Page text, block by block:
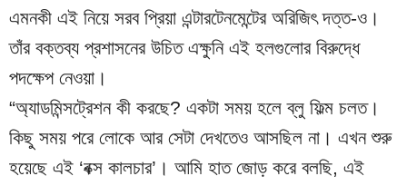
এমনকী এই নিয়ে সরব প্রিয়া এন্টারটেনমেন্টের অরিজিৎ দত্ত-ও।
তাঁর বক্তব্য প্রশাসনের উচিত এক্ষুনি এই হলগুলোর বিরুদ্ধে
পদক্ষেপ নেওয়া।
“অ্যাডমিন্সট্রেশন কী করছে? একটা সময় হলে ব্লু ফিল্ম চলত।
কিছু সময় পরে লোকে আর সেটা দেখতেও আসছিল না। এখন শুরু
হয়েছে এই ‘বক্স কালচার’। আমি হাত জোড় করে বলছি, এই